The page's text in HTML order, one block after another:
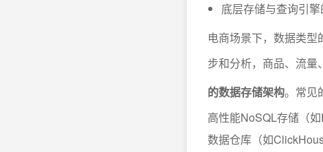
底层存储与查询引
电商场景下，数据类
步和分析，商品、流量
的数据存储架构。常见
高性能NoSQL存储（
数据仓库（如